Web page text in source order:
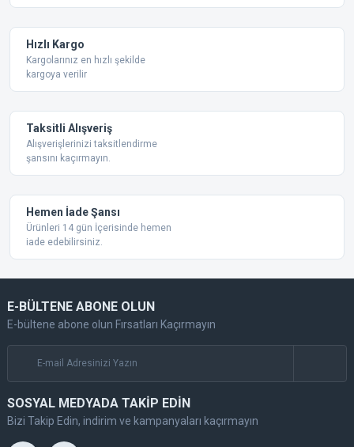
Bu ürüne benzer farklı alternatifler olmalı.
Hızlı Kargo
Kargolarınız en hızlı şekilde
kargoya verilir
Taksitli Alışveriş
Alışverişlerinizi taksitlendirme
şansını kaçırmayın.
Hemen İade Şansı
Ürünleri 14 gün İçerisinde hemen
iade edebilirsiniz.
E-BÜLTENE ABONE OLUN
E-bültene abone olun Fırsatları Kaçırmayın
SOSYAL MEDYADA TAKİP EDİN
Bizi Takip Edin, indirim ve kampanyaları kaçırmayın